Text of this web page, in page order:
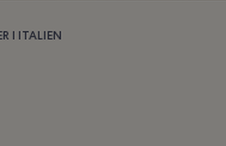
I ITALIEN